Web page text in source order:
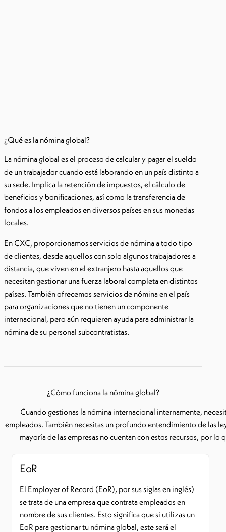
¿Qué es la nómina global?
La nómina global es el proceso de calcular y pagar el sueldo
de un trabajador cuando está laborando en un país distinto a
su sede. Implica la retención de impuestos, el cálculo de
beneficios y bonificaciones, así como la transferencia de
fondos a los empleados en diversos países en sus monedas
locales.
En CXC, proporcionamos servicios de nómina a todo tipo
de clientes, desde aquellos con solo algunos trabajadores a
distancia, que viven en el extranjero hasta aquellos que
necesitan gestionar una fuerza laboral completa en distintos
países. También ofrecemos servicios de nómina en el país
para organizaciones que no tienen un componente
internacional, pero aún requieren ayuda para administrar la
nómina de su personal subcontratistas.
¿Cómo funciona la nómina global?
Cuando gestionas la nómina internacional internamente,
empleados. También necesitas un profundo entendimiento de las
mayoría de las empresas no cuentan con estos recursos, por
EoR
El Employer of Record (EoR), por sus siglas en inglés)
se trata de una empresa que contrata empleados en
nombre de sus clientes. Esto significa que si utilizas un
EoR para gestionar tu nómina global, este será el